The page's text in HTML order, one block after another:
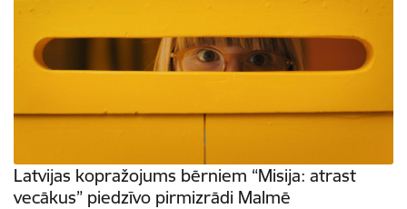
Latvijas kopražojums bērniem “Misija: atrast
vecākus” piedzīvo pirmizrādi Malmē